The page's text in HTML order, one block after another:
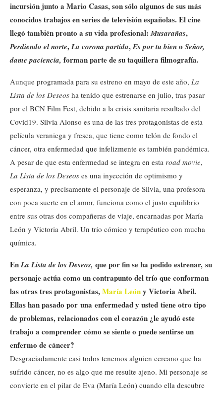
incursión junto a Mario Casas, son sólo algunos de sus más
conocidos trabajos en series de televisión españolas. El cine
llegó también pronto a su vida profesional:Musarañas,
Perdiendo el norte,La corona partida,Es por tu bieno Señor,
dame paciencia, forman parte de su taquillera filmografía.
Aunque programada para su estreno en mayo de este año, La
Lista de los Deseos ha tenido que estrenarse en julio, tras pasar
por el BCN Film Fest, debido a la crisis sanitaria resultado del
Covid19. Silvia Alonso es una de las tres protagonistas de esta
película veraniega y fresca, que tiene como telón de fondo el
cáncer, otra enfermedad que infelizmente es también pandémica.
A pesar de que esta enfermedad se integra en esta road movie,
La Lista de los Deseos es una inyección de optimismo y
esperanza, y precisamente el personaje de Silvia, una profesora
con poca suerte en el amor, funciona como el justo equilibrio
entre sus otras dos compañeras de viaje, encarnadas por María
León y Victoria Abril. Un trío cómico y terapéutico con mucha
química.
EnLa Lista de los Deseos, que por fin se ha podido estrenar, su
personaje actúa como un contrapunto del trío que conforman
las otras tres protagonistas,María Leóny Victoria Abril.
Ellas han pasado por una enfermedad y usted tiene otro tipo
de problemas, relacionados con el corazón ¿le ayudó este
trabajo a comprender cómo se siente o puede sentirse un
enfermo de cáncer?
Desgraciadamente casi todos tenemos alguien cercano que ha
sufrido cáncer, no es algo que me resulte ajeno. Mi personaje se
convierte en el pilar de Eva (María León) cuando ella descubre